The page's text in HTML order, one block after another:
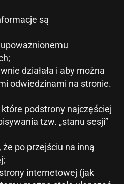
są
działała i aby można
odwiedzinami na stronie.
podstrony najczęściej
tzw. „stanu sesji”
po przejściu na inną
internetowej (jak